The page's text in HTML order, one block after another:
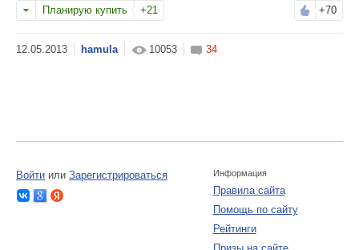
Планирую купить +21 +70
hamula 10053 34
Войти или Зарегистрироваться Информация
Правила сайта
Помощь по сайту
Рейтинги